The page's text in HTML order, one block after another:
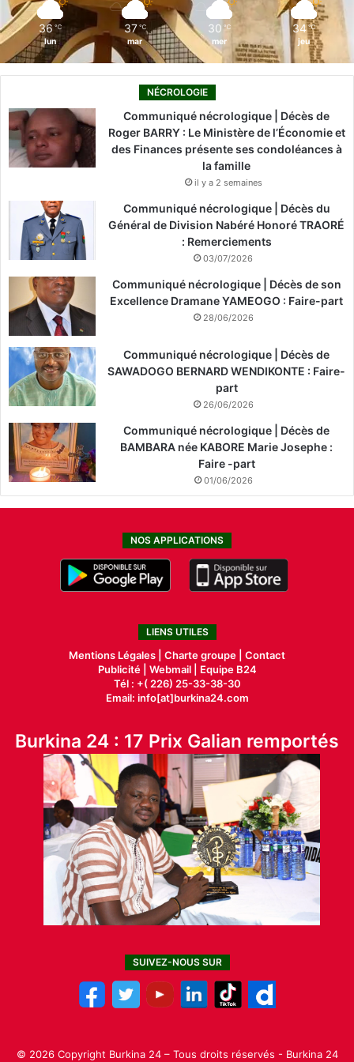
36 ℃
lun
37 ℃
mar
30 ℃
mer
34 ℃
jeu
NÉCROLOGIE
Communiqué nécrologique | Décès de
Roger BARRY : Le Ministère de l’Économie et
des Finances présente ses condoléances à
la famille
il y a 2 semaines
Communiqué nécrologique | Décès du
Général de Division Nabéré Honoré TRAORÉ
: Remerciements
03/07/2026
Communiqué nécrologique | Décès de son
Excellence Dramane YAMEOGO : Faire-part
28/06/2026
Communiqué nécrologique | Décès de
SAWADOGO BERNARD WENDIKONTE : Faire-
part
26/06/2026
Communiqué nécrologique | Décès de
BAMBARA née KABORE Marie Josephe :
Faire -part
01/06/2026
NOS APPLICATIONS
LIENS UTILES
Mentions Légales | Charte groupe | Contact
Publicité| Webmail |
Equipe B24
Tél : +( 226) 25-33-38-30
Email: info[at]burkina24.com
Burkina 24 : 17 Prix Galian remportés
SUIVEZ-NOUS SUR
© 2026 Copyright Burkina 24 – Tous droits réservés - Burkina 24